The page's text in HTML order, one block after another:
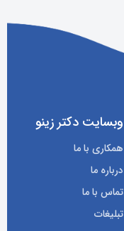
وبسایت دکتر زینو
همکاری با ما
درباره ما
تماس با ما
تبلیغات